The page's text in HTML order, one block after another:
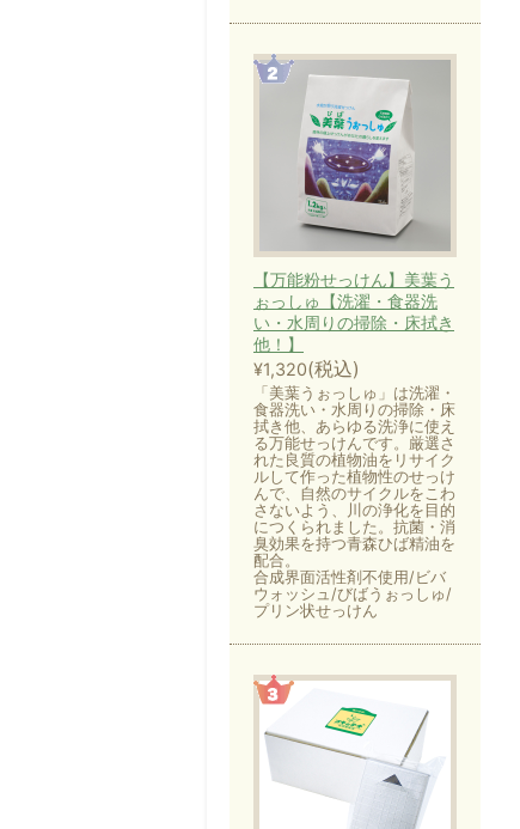
【万能粉せっけん】美葉う
ぉっしゅ【洗濯・食器洗
い・水周りの掃除・床拭き
他！】
¥1,320(税込)
「美葉うぉっしゅ」は洗濯・
食器洗い・水周りの掃除・床
拭き他、あらゆる洗浄に使え
る万能せっけんです。厳選さ
れた良質の植物油をリサイク
ルして作った植物性のせっけ
んで、自然のサイクルをこわ
さないよう、川の浄化を目的
につくられました。抗菌・消
臭効果を持つ青森ひば精油を
配合。
合成界面活性剤不使用/ビバ
ウォッシュ/びばうぉっしゅ/
プリン状せっけん